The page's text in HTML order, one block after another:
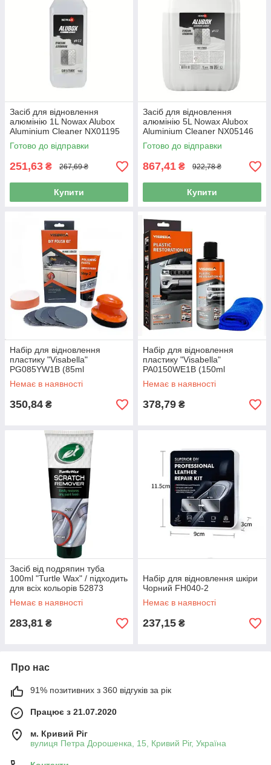
Засіб для відновлення
алюмінію 1L Nowax Alubox
Aluminium Cleaner NX01195
Готово до відправки
251,63 ₴ 267,69 ₴
Купити
Засіб для відновлення
алюмінію 5L Nowax Alubox
Aluminium Cleaner NX05146
Готово до відправки
867,41 ₴ 922,78 ₴
Купити
Набір для відновлення
пластику "Visabella"
PG085YW1B (85ml
поліроль+наждачка) диск
ручний
Немає в наявності
350,84 ₴
Набір для відновлення
пластику "Visabella"
PA0150WE1B (150ml
поліроль+мікрофібра)
Немає в наявності
378,79 ₴
Засіб від подряпин туба
100ml "Turtle Wax" / підходить
для всіх кольорів 52873
Немає в наявності
283,81 ₴
Набір для відновлення шкіри
Чорний FH040-2
Немає в наявності
237,15 ₴
Про нас
91% позитивних з 360 відгуків за рік
Працює з 21.07.2020
м. Кривий Ріг
вулиця Петра Дорошенка, 15, Кривий Ріг, Україна